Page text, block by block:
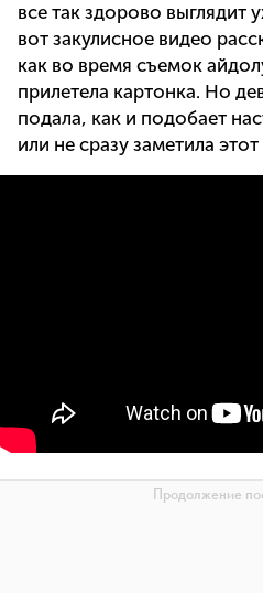
все так здорово выглядит
вот закулисное видео
как во время съемок
прилетела картонка. Но
подала, как и подобает
или не сразу заметила